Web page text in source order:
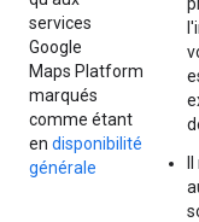
services
Google
Maps Platform
marqués
comme étant
en disponibilité
générale